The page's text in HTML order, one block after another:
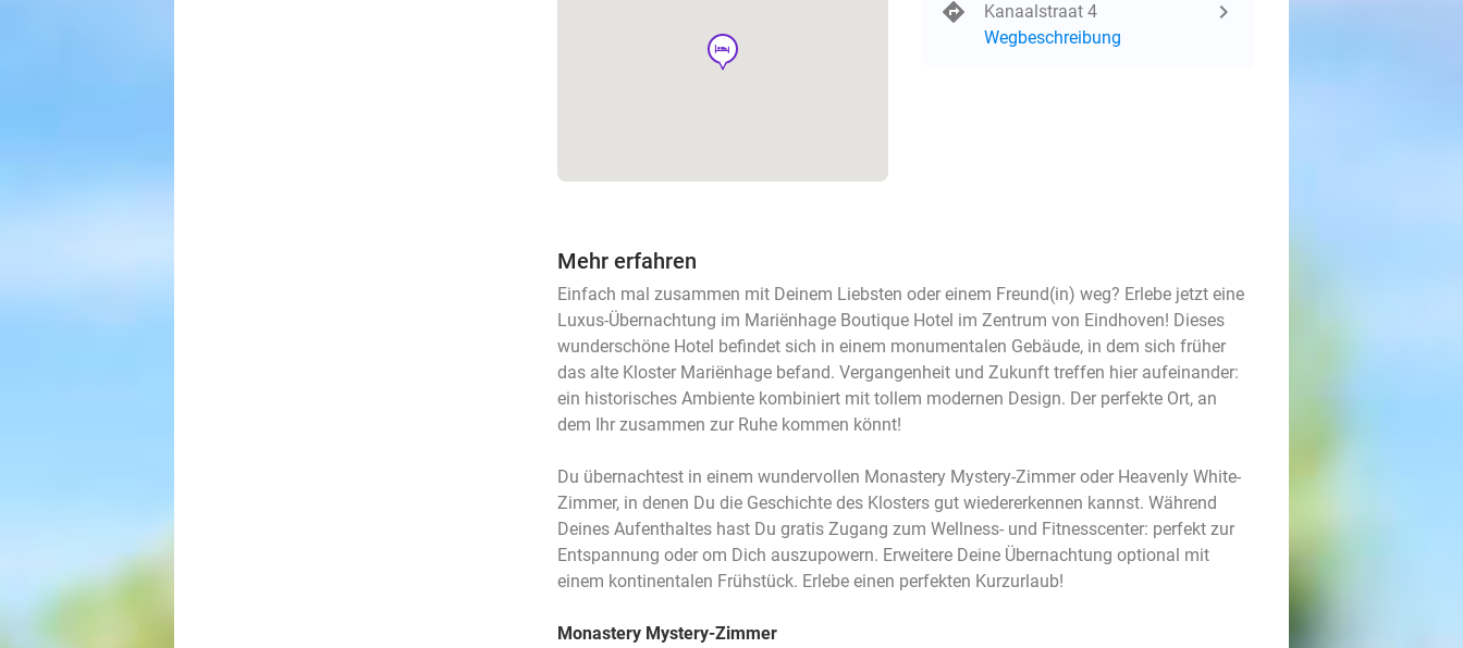
hotel
Kanaalstraat 4
Wegbeschreibung
Mehr erfahren
Einfach mal zusammen mit Deinem Liebsten oder einem Freund(in) weg? Erlebe jetzt eine
Luxus-Übernachtung im Mariënhage Boutique Hotel im Zentrum von Eindhoven! Dieses
wunderschöne Hotel befindet sich in einem monumentalen Gebäude, in dem sich früher
das alte Kloster Mariënhage befand. Vergangenheit und Zukunft treffen hier aufeinander:
ein historisches Ambiente kombiniert mit tollem modernen Design. Der perfekte Ort, an
dem Ihr zusammen zur Ruhe kommen könnt!
Du übernachtest in einem wundervollen Monastery Mystery-Zimmer oder Heavenly White-
Zimmer, in denen Du die Geschichte des Klosters gut wiedererkennen kannst. Während
Deines Aufenthaltes hast Du gratis Zugang zum Wellness- und Fitnesscenter: perfekt zur
Entspannung oder om Dich auszupowern. Erweitere Deine Übernachtung optional mit
einem kontinentalen Frühstück. Erlebe einen perfekten Kurzurlaub!
Monastery Mystery-Zimmer